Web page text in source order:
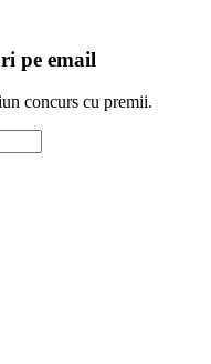
pe email
concurs cu premii.